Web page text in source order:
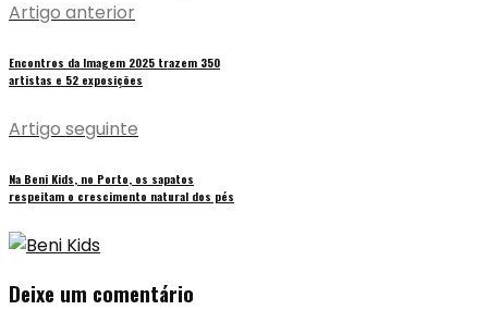
Artigo anterior
Encontros da Imagem 2025 trazem 350
artistas e 52 exposições
Artigo seguinte
Na Beni Kids, no Porto, os sapatos
respeitam o crescimento natural dos pés
Deixe um comentário